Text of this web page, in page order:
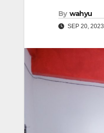
By wahyu
SEP 20, 2023